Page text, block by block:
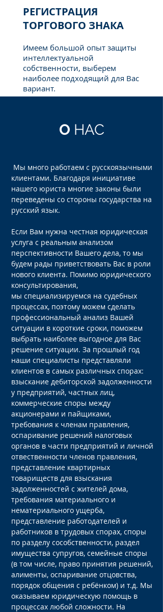
РЕГИСТРАЦИЯ
ТОРГОВОГО ЗНАКА
Имеем большой опыт защиты
интеллектуальной
собственности, выберем
наиболее подходящий для Вас
вариант.
О НАС
Мы много работаем с русскоязычными
клиентами. Благодаря инициативе
нашего юриста многие законы были
переведены со стороны государства на
русский язык.
Если Вам нужна честная юридическая
услуга с реальным анализом
перспективности Вашего дела, то мы
будем рады приветствовать Вас в роли
нового клиента. Помимо юридического
консультирования,
мы специализируемся на судебных
процессах, поэтому можем сделать
профессиональный анализ Вашей
ситуации в короткие сроки, поможем
выбрать наиболее выгодное для Вас
решение ситуации. За прошлый год
наши специалисты представляли
клиентов в самых различных спорах:
взыскание дебиторской задолженности
у предприятий, частных лиц,
коммерческие споры между
акционерами и пайщиками,
требования к членам правления,
оспаривание решений налоговых
органов в части предприятий и личной
отвественности членов правления,
представление квартирных
товариществ для взыскания
задолженностей с жителей дома,
требования материального и
нематериального ущерба,
представление работодателей и
работников в трудовых спорах, споры
по разделу сособственности, раздел
имущества супругов, семейные споры
(в том числе, право принятия решений,
алименты, оспаривание отцовства,
порядок общения с ребёнком) и т.д. Мы
оказываем юридическую помощь в
процессах любой сложности. На